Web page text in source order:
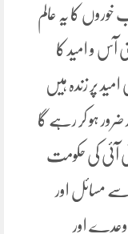
کا یہ عالم
آس و امید کا
پر زندہ ہیں
ضرور ہو کر رہے گا
آئی کی حکومت
سے مسائل اور
وعدے اور